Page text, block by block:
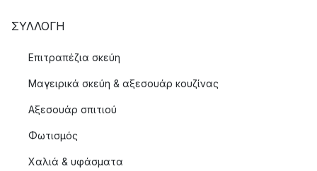
ΣΥΛΛΟΓΉ
Επιτραπέζια σκεύη
Μαγειρικά σκεύη & αξεσουάρ κουζίνας
Αξεσουάρ σπιτιού
Φωτισμός
Χαλιά & υφάσματα